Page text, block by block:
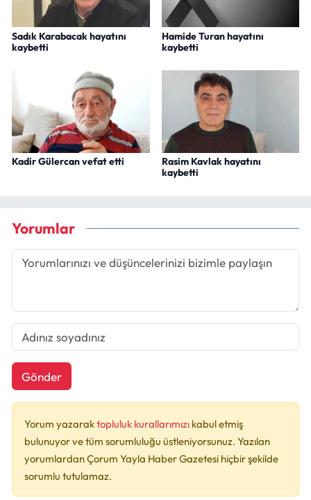
Sadık Karabacak hayatını
kaybetti
Hamide Turan hayatını
kaybetti
Kadir Gülercan vefat etti
Rasim Kavlak hayatını
kaybetti
Yorumlar
Gönder
Yorum yazaraktopluluk kurallarımızı kabul etmiş
bulunuyor ve tüm sorumluluğu üstleniyorsunuz. Yazılan
yorumlardan Çorum Yayla Haber Gazetesi hiçbir şekilde
sorumlu tutulamaz.